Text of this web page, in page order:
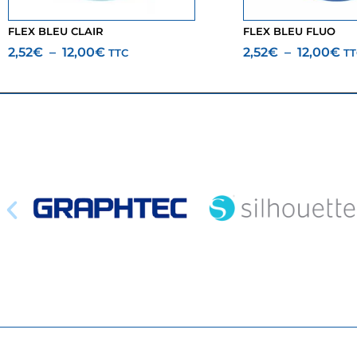
FLEX BLEU CLAIR
2,52€ – 12,00€ TTC
FLEX BLEU FLUO
2,52€ – 12,00€